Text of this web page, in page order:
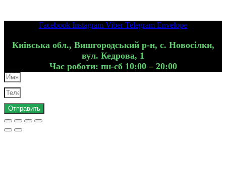
Facebook Instagram Viber Telegram Envelope
Київська обл., Вишгородський р-н, с. Новосілки,
вул. Кедрова, 1
Час роботи: пн-сб 10:00 – 20:00
Отправить